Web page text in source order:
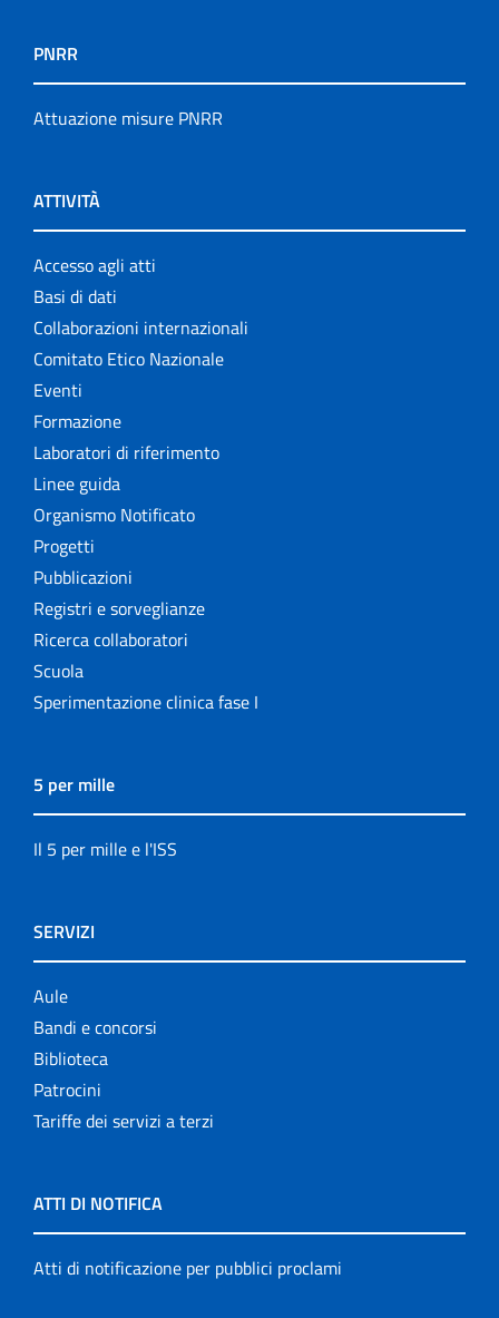
PNRR
Attuazione misure PNRR
ATTIVITÀ
Accesso agli atti
Basi di dati
Collaborazioni internazionali
Comitato Etico Nazionale
Eventi
Formazione
Laboratori di riferimento
Linee guida
Organismo Notificato
Progetti
Pubblicazioni
Registri e sorveglianze
Ricerca collaboratori
Scuola
Sperimentazione clinica fase I
5 per mille
Il 5 per mille e l'ISS
SERVIZI
Aule
Bandi e concorsi
Biblioteca
Patrocini
Tariffe dei servizi a terzi
ATTI DI NOTIFICA
Atti di notificazione per pubblici proclami